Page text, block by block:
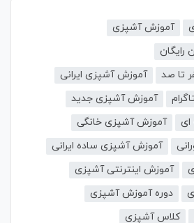
آموزش آشپزی
رایگان
تا صد
آموزش آشپزی ایرانی
آموزش آشپزی جدید
آموزش آشپزی خانگی
آموزش آشپزی ساده ایرانی
آموزش اینترنتی آشپزی
دوره آموزش آشپزی
کلاس آشپزی